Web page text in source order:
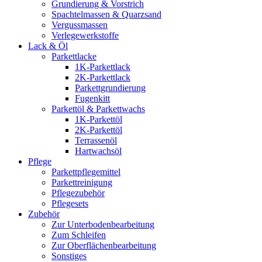
Grundierung & Vorstrich
Spachtelmassen & Quarzsand
Vergussmassen
Verlegewerkstoffe
Lack & Öl
Parkettlacke
1K-Parkettlack
2K-Parkettlack
Parkettgrundierung
Fugenkitt
Parkettöl & Parkettwachs
1K-Parkettöl
2K-Parkettöl
Terrassenöl
Hartwachsöl
Pflege
Parkettpflegemittel
Parkettreinigung
Pflegezubehör
Pflegesets
Zubehör
Zur Unterbodenbearbeitung
Zum Schleifen
Zur Oberflächenbearbeitung
Sonstiges